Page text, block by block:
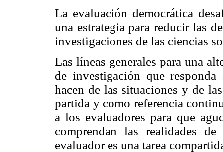
La evaluación democrática
una estrategia para reducir las
investigaciones de las ciencias
Las líneas generales para una
de investigación que
hacen de las situaciones y de
partida y como referencia
a los evaluadores para que
comprendan las realidades
evaluador es una tarea